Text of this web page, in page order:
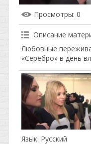
Просмотры: 0
Описание
Любовные
«Серебро» в день
Язык: Русский